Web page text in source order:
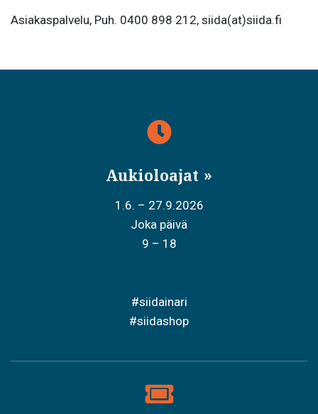
Asiakaspalvelu, Puh. 0400 898 212, siida(at)siida.fi
Aukioloajat
1.6. – 27.9.2026
Joka päivä
9 – 18
#siidainari
#siidashop